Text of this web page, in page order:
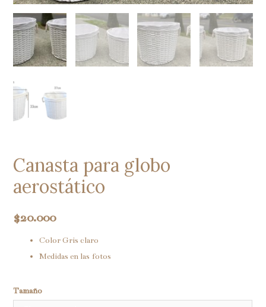
Canasta para globo
aerostático
$20.000
Color Gris claro
Medidas en las fotos
Tamaño